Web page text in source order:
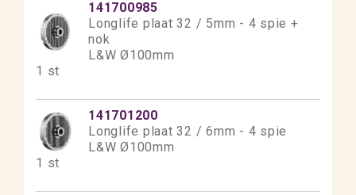
141700985
Longlife plaat 32 / 5mm - 4 spie +
nok
L&W Ø100mm
1 st
141701200
Longlife plaat 32 / 6mm - 4 spie
L&W Ø100mm
1 st